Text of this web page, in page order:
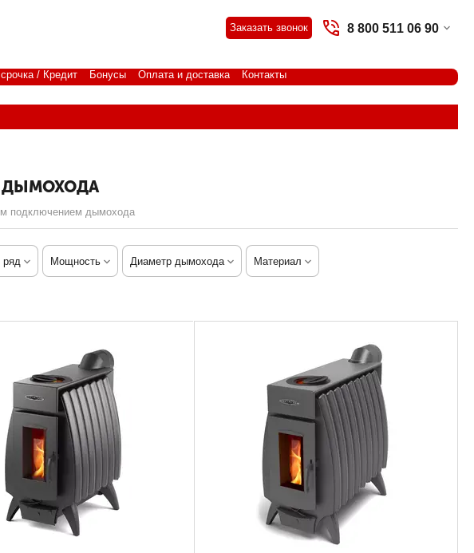
Заказать звонок 8 800 511 06 90
/ Кредит Бонусы Оплата и доставка Контакты
ДЫМОХОДА
подключением дымохода
Мощность Диаметр дымохода Материал